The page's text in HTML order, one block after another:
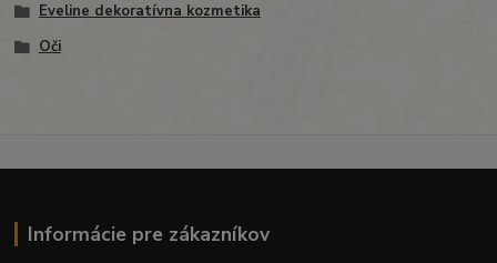
Eveline dekoratívna kozmetika
Oči
Informácie pre zákazníkov